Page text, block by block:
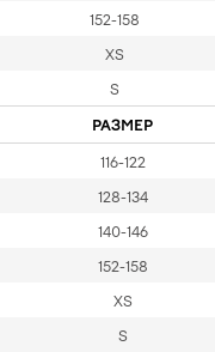
152-158
XS
S
РАЗМЕР
116-122
128-134
140-146
152-158
XS
S